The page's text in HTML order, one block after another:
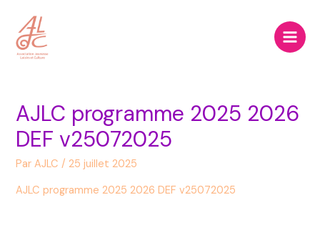
contenu
AJLC programme 2025 2026
DEF v25072025
ParAJLC/25 juillet 2025
AJLC programme 2025 2026 DEF v25072025